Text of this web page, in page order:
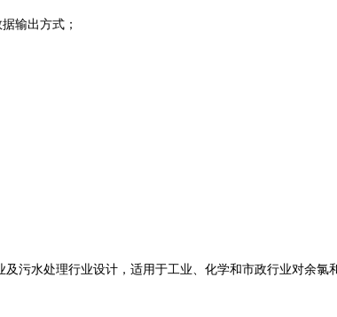
输出方式；
及污水处理行业设计，适用于工业、化学和市政行业对余氯